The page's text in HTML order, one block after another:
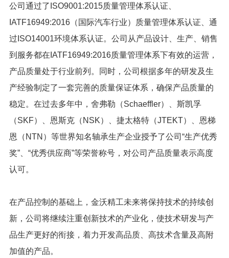
公司通过了ISO9001:2015质量管理体系认证、
IATF16949:2016（国际汽车行业）质量管理体系认证、通
过ISO14001环境体系认证。公司从产品设计、生产、销售
到服务都在IATF16949:2016质量管理体系下有效的运营，
产品质量处于行业前列。同时，公司根据多年的研发及生
产经验制定了一套完善的质量保证体系，确保产品质量的
稳定。在过去多年中，舍弗勒（Schaeffler）、斯凯孚
（SKF）、恩斯克（NSK）、捷太格特（JTEKT）、恩梯
恩（NTN）等世界知名轴承生产企业授予了公司“生产优秀
奖”、“优秀供应商”等荣誉称号，对公司产品质量表示高度
认可。
在产品控制的基础上，金沃精工未来将保持技术的持续创
新，公司将继续注重创新技术的产业化，使技术研发与产
品生产更好的衔接，着力开发高品质、高技术含量及高附
加值的产品。